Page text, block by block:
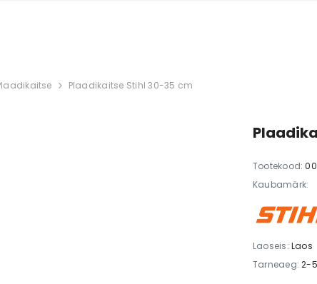
Plaadikaitse Stihl 30-35 cm
Tootekood:
Kaubamärk:
Laoseis: Laos
Tarneaeg: 2-